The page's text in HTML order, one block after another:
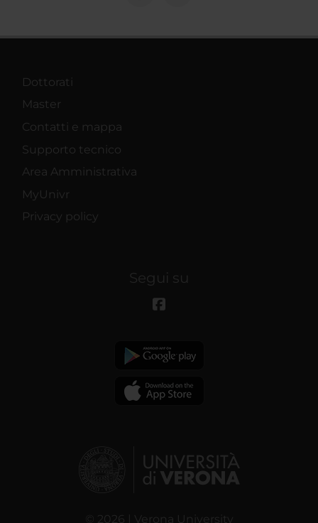
Dottorati
Master
Contatti e mappa
Supporto tecnico
Area Amministrativa
MyUnivr
Privacy policy
Segui su
© 2026 | Verona University